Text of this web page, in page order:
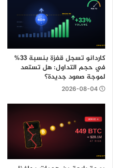
كاردانو تسجل قفزة بنسبة 33%
في حجم التداول: هل تستعد
لموجة صعود جديدة؟
2026-08-04